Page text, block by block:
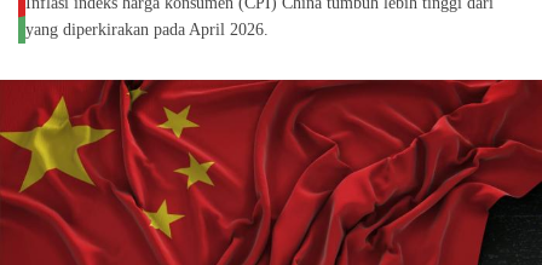
yang diperkirakan pada April 2026.